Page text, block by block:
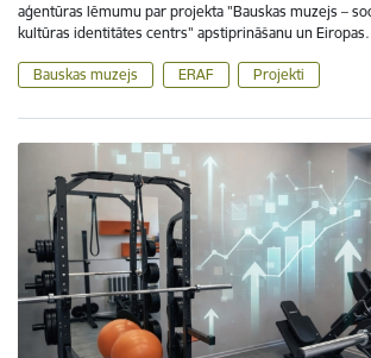
aģentūras lēmumu par projekta "Bauskas muzejs –
kultūras identitātes centrs" apstiprināšanu un
Bauskas muzejs ERAF Projekti